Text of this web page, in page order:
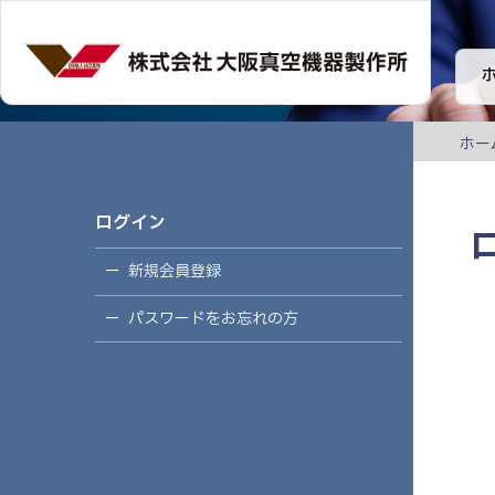
ホー
ログイン
新規会員登録
パスワードをお忘れの方